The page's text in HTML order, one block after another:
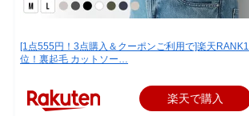
[1点555円！3点購入＆クーポンご利用で]楽天RANK1
位！裏起毛 カットソー…
楽天で購入